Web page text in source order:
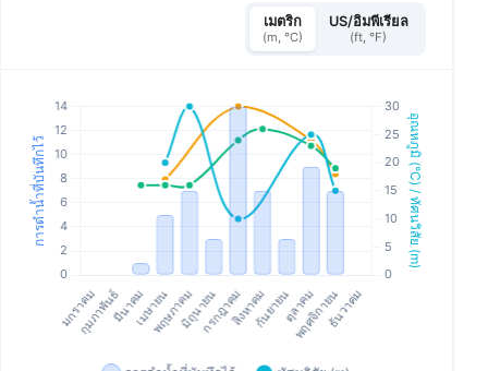
เมตริก
(m, °C)
US/อิมพีเรียล
(ft, °F)